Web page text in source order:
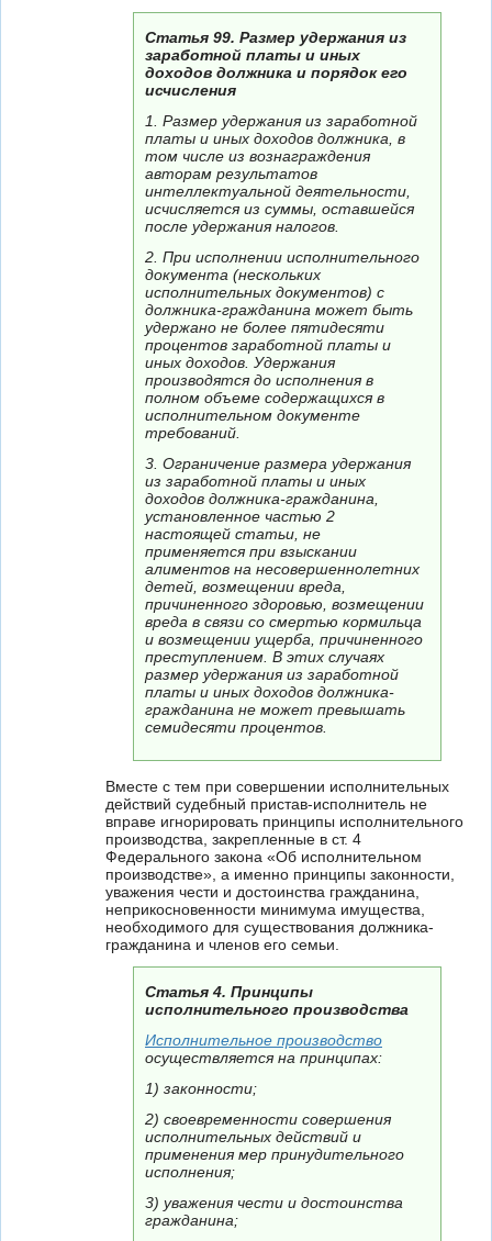
Статья 99. Размер удержания из
заработной платы и иных
доходов должника и порядок его
исчисления
1. Размер удержания из заработной
платы и иных доходов должника, в
том числе из вознаграждения
авторам результатов
интеллектуальной деятельности,
исчисляется из суммы, оставшейся
после удержания налогов.
2. При исполнении исполнительного
документа (нескольких
исполнительных документов) с
должника-гражданина может быть
удержано не более пятидесяти
процентов заработной платы и
иных доходов. Удержания
производятся до исполнения в
полном объеме содержащихся в
исполнительном документе
требований.
3. Ограничение размера удержания
из заработной платы и иных
доходов должника-гражданина,
установленное частью 2
настоящей статьи, не
применяется при взыскании
алиментов на несовершеннолетних
детей, возмещении вреда,
причиненного здоровью, возмещении
вреда в связи со смертью кормильца
и возмещении ущерба, причиненного
преступлением. В этих случаях
размер удержания из заработной
платы и иных доходов должника-
гражданина не может превышать
семидесяти процентов.
Вместе с тем при совершении исполнительных
действий судебный пристав-исполнитель не
вправе игнорировать принципы исполнительного
производства, закрепленные в ст. 4
Федерального закона «Об исполнительном
производстве», а именно принципы законности,
уважения чести и достоинства гражданина,
неприкосновенности минимума имущества,
необходимого для существования должника-
гражданина и членов его семьи.
Статья 4. Принципы
исполнительного производства
Исполнительное производство
осуществляется на принципах:
1) законности;
2) своевременности совершения
исполнительных действий и
применения мер принудительного
исполнения;
3) уважения чести и достоинства
гражданина;